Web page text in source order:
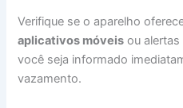
Verifique se o aparelho
aplicativos móveis ou
você seja informado
vazamento.